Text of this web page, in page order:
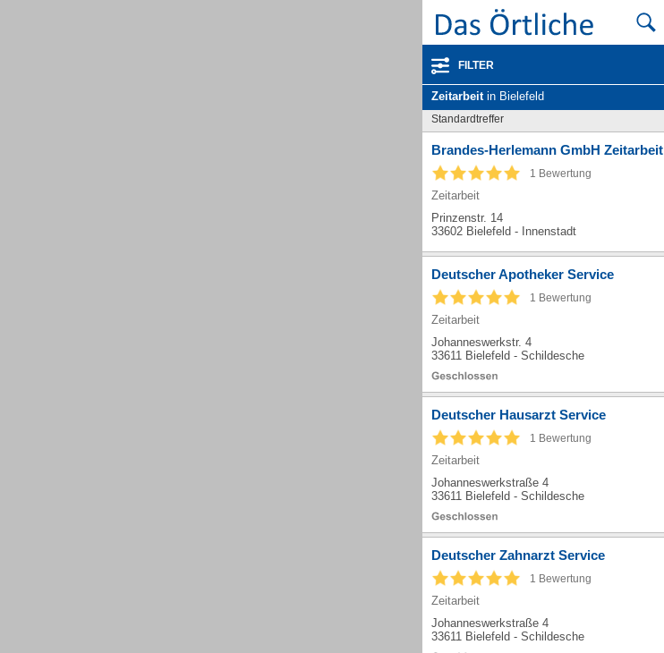
FILTER
Zeitarbeitin Bielefeld
Standardtreffer
Brandes-Herlemann GmbH Zeitarbeit
1 Bewertung
Zeitarbeit
Prinzenstr. 14
33602 Bielefeld - Innenstadt
Deutscher Apotheker Service
1 Bewertung
Zeitarbeit
Johanneswerkstr. 4
33611 Bielefeld - Schildesche
Deutscher Hausarzt Service
1 Bewertung
Zeitarbeit
Johanneswerkstraße 4
33611 Bielefeld - Schildesche
Deutscher Zahnarzt Service
1 Bewertung
Zeitarbeit
Johanneswerkstraße 4
33611 Bielefeld - Schildesche